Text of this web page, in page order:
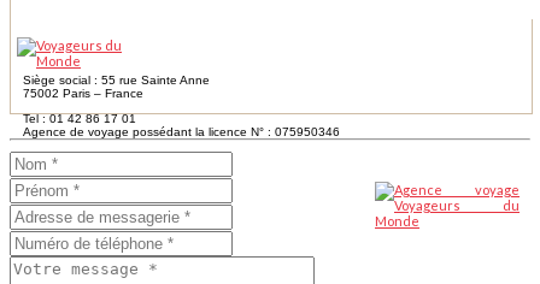
Siège social : 55 rue Sainte Anne
75002 Paris – France
Tel : 01 42 86 17 01
Agence de voyage possédant la licence N° : 075950346